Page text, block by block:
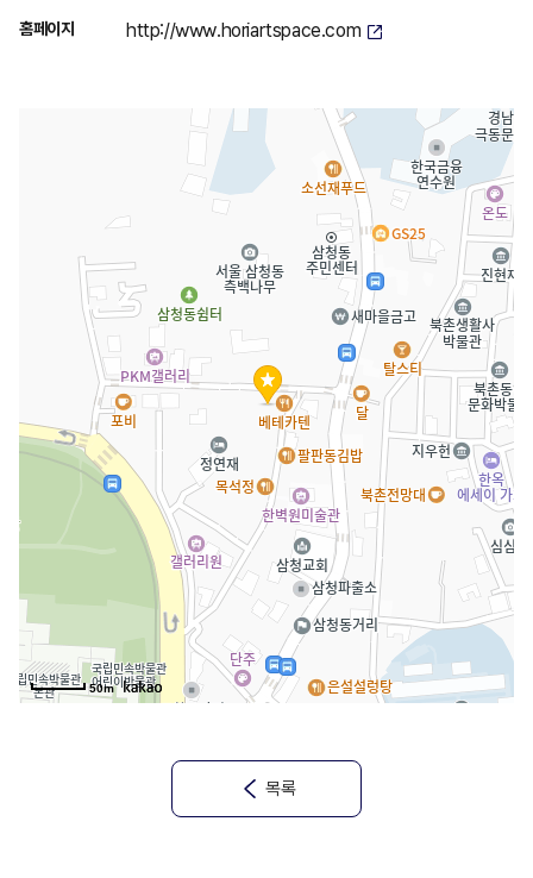
홈페이지 http://www.horiartspace.com
50m
목록